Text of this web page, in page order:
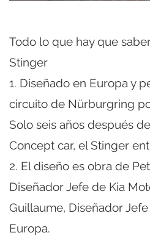
Todo lo que hay que
Stinger
1. Diseñado en Europa y
circuito de Nürburgring
Solo seis años después
Concept car, el Stinger
2. El diseño es obra de
Diseñador Jefe de Kia
Guillaume, Diseñador
Europa.